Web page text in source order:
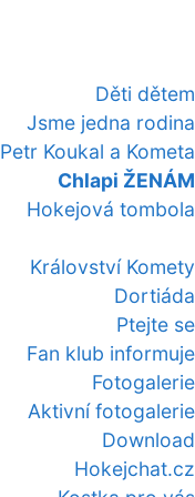
Děti dětem
Jsme jedna rodina
Petr Koukal a Kometa
Chlapi ŽENÁM
Hokejová tombola
Království Komety
Dortiáda
Ptejte se
Fan klub informuje
Fotogalerie
Aktivní fotogalerie
Download
Hokejchat.cz